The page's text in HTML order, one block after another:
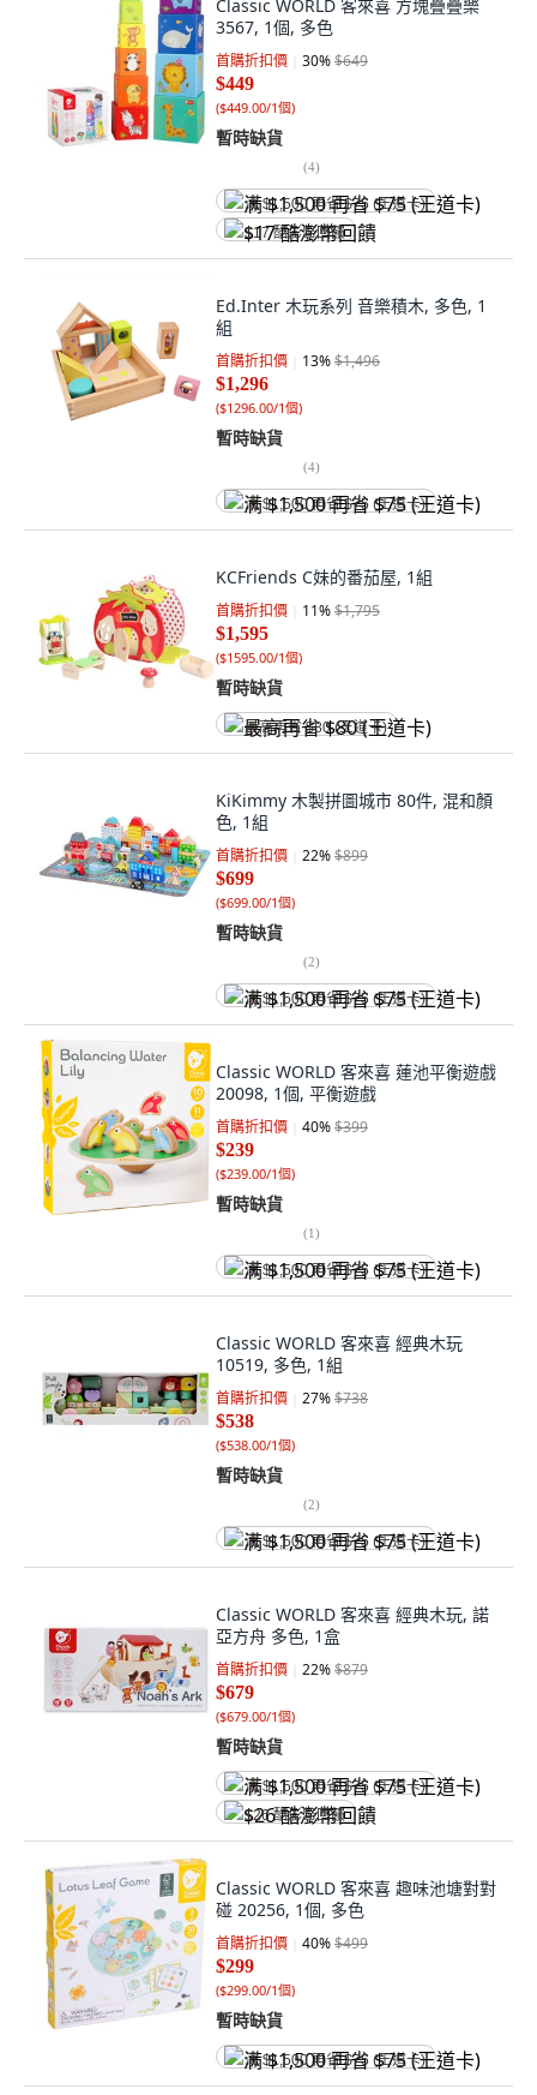
Classic WORLD 客來喜 方塊疊疊樂
3567, 1個, 多色
首購折扣價 30%$649
$449
($449.00/1個)
暫時缺貨
(4)
满 $1,500 再省 $75 (王道卡)
$17 酷澎幣回饋
Ed.Inter 木玩系列 音樂積木, 多色, 1
組
首購折扣價 13%$1,496
$1,296
($1296.00/1個)
暫時缺貨
(4)
满 $1,500 再省 $75 (王道卡)
KCFriends C妹的番茄屋, 1組
首購折扣價 11%$1,795
$1,595
($1595.00/1個)
暫時缺貨
最高再省 $80 (王道卡)
KiKimmy 木製拼圖城市 80件, 混和顏
色, 1組
首購折扣價 22%$899
$699
($699.00/1個)
暫時缺貨
(2)
满 $1,500 再省 $75 (王道卡)
Classic WORLD 客來喜 蓮池平衡遊戲
20098, 1個, 平衡遊戲
首購折扣價 40%$399
$239
($239.00/1個)
暫時缺貨
(1)
满 $1,500 再省 $75 (王道卡)
Classic WORLD 客來喜 經典木玩
10519, 多色, 1組
首購折扣價 27%$738
$538
($538.00/1個)
暫時缺貨
(2)
满 $1,500 再省 $75 (王道卡)
Classic WORLD 客來喜 經典木玩, 諾
亞方舟 多色, 1盒
首購折扣價 22%$879
$679
($679.00/1個)
暫時缺貨
满 $1,500 再省 $75 (王道卡)
$26 酷澎幣回饋
Classic WORLD 客來喜 趣味池塘對對
碰 20256, 1個, 多色
首購折扣價 40%$499
$299
($299.00/1個)
暫時缺貨
满 $1,500 再省 $75 (王道卡)